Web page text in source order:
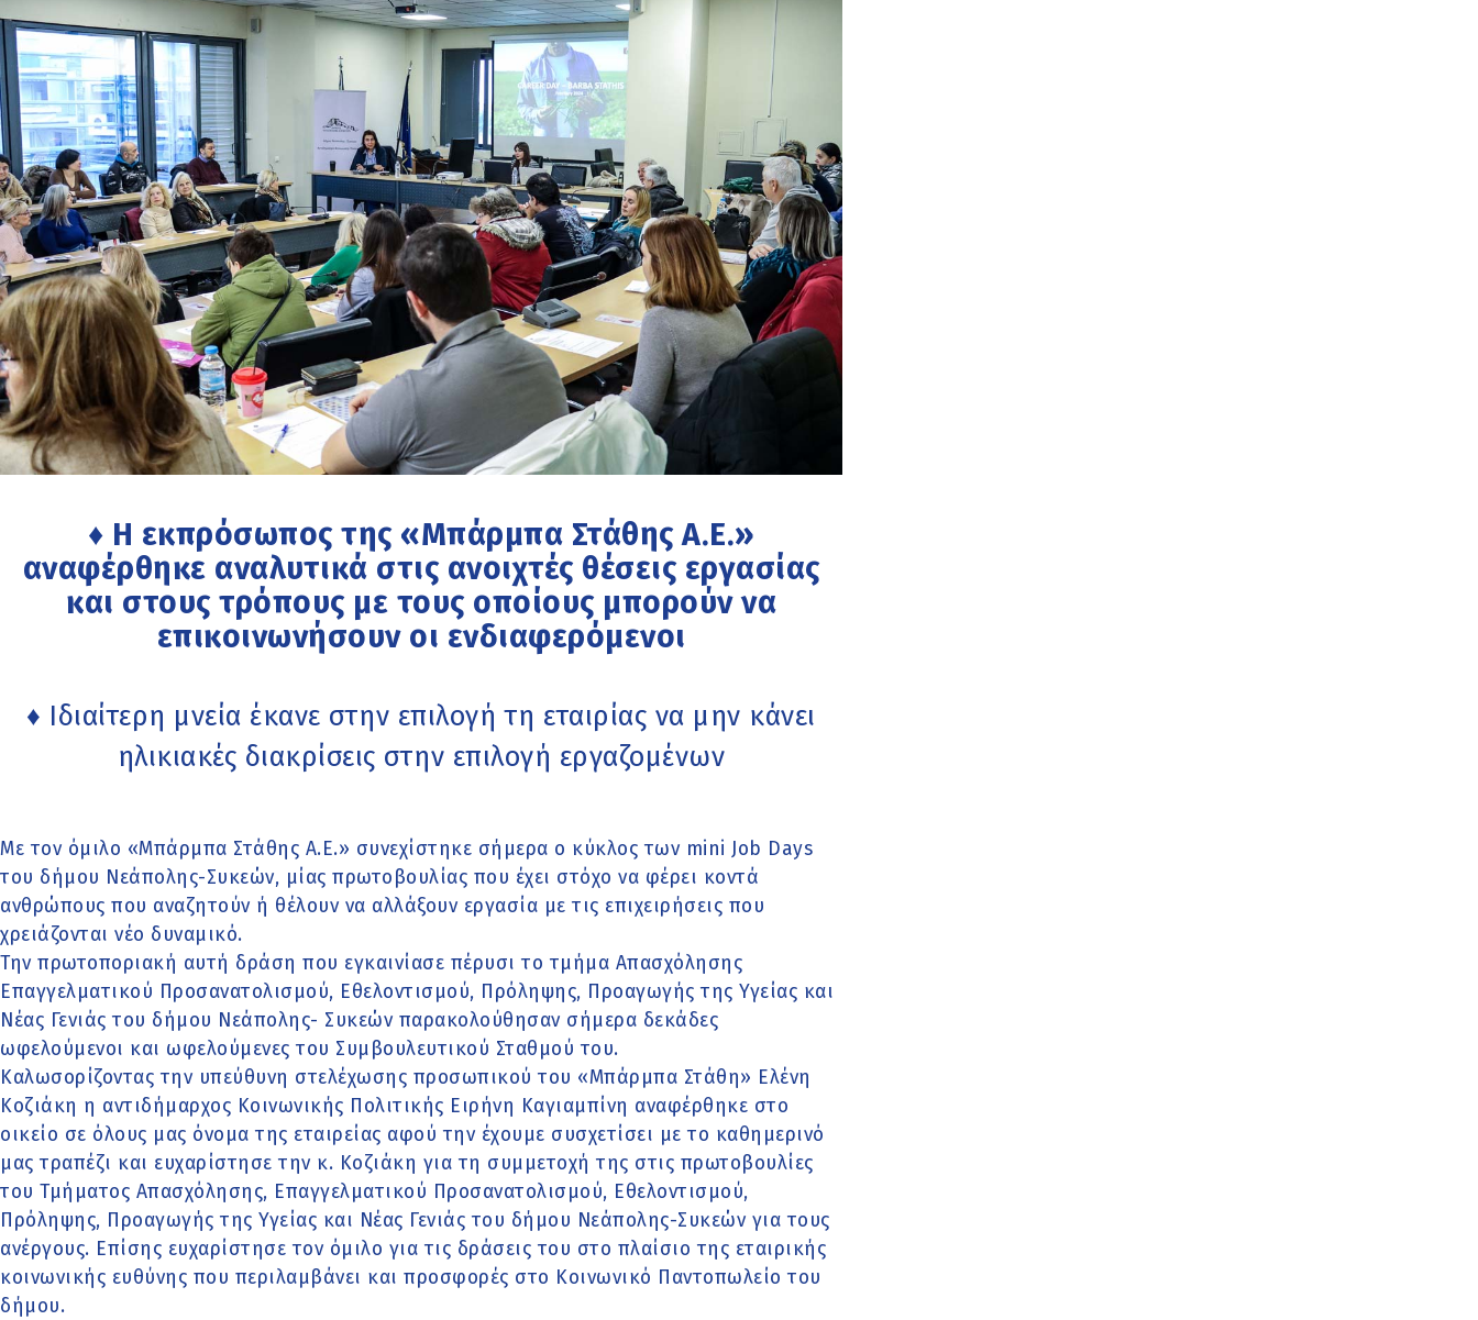
♦ Η εκπρόσωπος της «Μπάρμπα Στάθης Α.Ε.»
αναφέρθηκε αναλυτικά στις ανοιχτές θέσεις εργασίας
και στους τρόπους με τους οποίους μπορούν να
επικοινωνήσουν οι ενδιαφερόμενοι
♦ Ιδιαίτερη μνεία έκανε στην επιλογή τη εταιρίας να μην κάνει
ηλικιακές διακρίσεις στην επιλογή εργαζομένων
Με τον όμιλο «Μπάρμπα Στάθης Α.Ε.» συνεχίστηκε σήμερα ο κύκλος των mini Job Days
του δήμου Νεάπολης-Συκεών, μίας πρωτοβουλίας που έχει στόχο να φέρει κοντά
ανθρώπους που αναζητούν ή θέλουν να αλλάξουν εργασία με τις επιχειρήσεις που
χρειάζονται νέο δυναμικό.
Την πρωτοποριακή αυτή δράση που εγκαινίασε πέρυσι το τμήμα Απασχόλησης
Επαγγελματικού Προσανατολισμού, Εθελοντισμού, Πρόληψης, Προαγωγής της Υγείας και
Νέας Γενιάς του δήμου Νεάπολης- Συκεών παρακολούθησαν σήμερα δεκάδες
ωφελούμενοι και ωφελούμενες του Συμβουλευτικού Σταθμού του.
Καλωσορίζοντας την υπεύθυνη στελέχωσης προσωπικού του «Μπάρμπα Στάθη» Ελένη
Κοζιάκη η αντιδήμαρχος Κοινωνικής Πολιτικής Ειρήνη Καγιαμπίνη αναφέρθηκε στο
οικείο σε όλους μας όνομα της εταιρείας αφού την έχουμε συσχετίσει με το καθημερινό
μας τραπέζι και ευχαρίστησε την κ. Κοζιάκη για τη συμμετοχή της στις πρωτοβουλίες
του Τμήματος Απασχόλησης, Επαγγελματικού Προσανατολισμού, Εθελοντισμού,
Πρόληψης, Προαγωγής της Υγείας και Νέας Γενιάς του δήμου Νεάπολης-Συκεών για τους
ανέργους. Επίσης ευχαρίστησε τον όμιλο για τις δράσεις του στο πλαίσιο της εταιρικής
κοινωνικής ευθύνης που περιλαμβάνει και προσφορές στο Κοινωνικό Παντοπωλείο του
δήμου.